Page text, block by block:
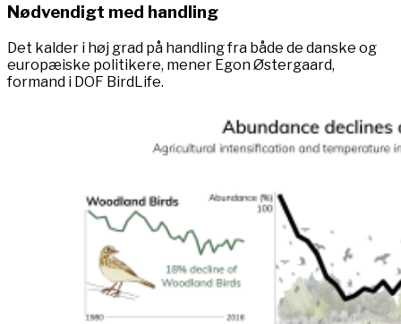
Nødvendigt med handling
Det kalder i høj grad på handling fra både de danske og
europæiske politikere, mener Egon Østergaard,
formand i DOF BirdLife.